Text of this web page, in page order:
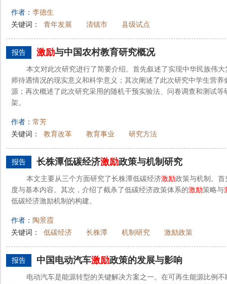
作者： 李德生
关键词：
青年发展 清镇市 县级试点
报告 激励与中国农村教育研究概况
本文对此次研究进行了简要介绍。首先叙述了实现中华民族伟
师待遇情况的现实意义和科学意义；其次阐述了此次研究中学生营养
源；再次概述了此次研究采用的随机干预实验法、问卷调查和测试
架。
作者： 常芳
关键词：
教育改革 教育事业 研究方法
报告 长株潭低碳经济激励政策与机制研究
本文主要从三个方面研究了长株潭低碳经济激励政策与机制。
度与基本内容。其次，介绍了截杀了低碳经济政策体系的激励策略与
低碳经济激励机制的构建。
作者： 陶景霞
关键词：
低碳经济 长株潭 机制研究 激励政策
报告 中国电动汽车激励政策的发展与影响
电动汽车是能源转型的关键解决方案之一。在可再生能源比例